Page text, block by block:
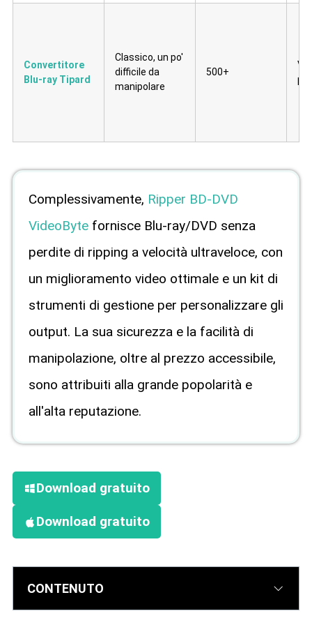
Convertitore
Blu-ray Tipard
Classico, un po'
difficile da
manipolare
500+
Complessivamente, Ripper BD-DVD
VideoBytefornisce Blu-ray/DVD senza
perdite di ripping a velocità ultraveloce, con
un miglioramento video ottimale e un kit di
strumenti di gestione per personalizzare gli
output. La sua sicurezza e la facilità di
manipolazione, oltre al prezzo accessibile,
sono attribuiti alla grande popolarità e
all'alta reputazione.
Download gratuito
Download gratuito
CONTENUTO